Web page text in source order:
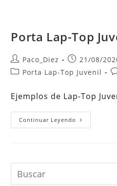
Porta Lap-Top
Autor
de
Paco_Diez
Publicación
de
la
21/08/
Categoría
la
entrada:
Porta Lap-Top Juvenil
Ejemplos de Lap-Top
Continuar Leyendo Porta
Lap-